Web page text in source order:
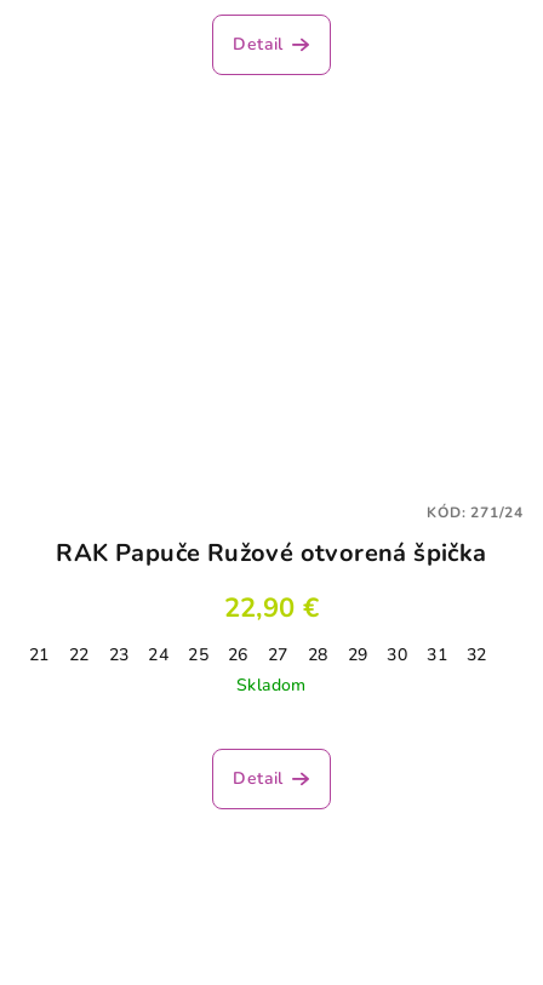
hodnotenie
produktu
Detail
RAK Papuče Ružové otvorená špička
22,90 €
21 22 23 24 25 26 27 28 29 30 31
32
Skladom
Detail
KÓD:271/24